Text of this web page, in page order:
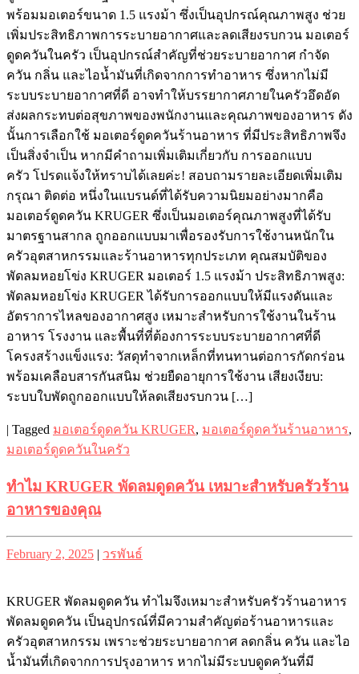
พร้อมมอเตอร์ขนาด 1.5 แรงม้า ซึ่งเป็นอุปกรณ์คุณภาพสูง ช่วย
เพิ่มประสิทธิภาพการระบายอากาศและลดเสียงรบกวน มอเตอร์
ดูดควันในครัว เป็นอุปกรณ์สำคัญที่ช่วยระบายอากาศ กำจัด
ควัน กลิ่น และไอน้ำมันที่เกิดจากการทำอาหาร ซึ่งหากไม่มี
ระบบระบายอากาศที่ดี อาจทำให้บรรยากาศภายในครัวอึดอัด
ส่งผลกระทบต่อสุขภาพของพนักงานและคุณภาพของอาหาร ดัง
นั้นการเลือกใช้ มอเตอร์ดูดควันร้านอาหาร ที่มีประสิทธิภาพจึง
เป็นสิ่งจำเป็น หากมีคำถามเพิ่มเติมเกี่ยวกับ การออกแบบ
ครัว โปรดแจ้งให้ทราบได้เลยค่ะ! สอบถามรายละเอียดเพิ่มเติม
กรุณา ติดต่อ หนึ่งในแบรนด์ที่ได้รับความนิยมอย่างมากคือ
มอเตอร์ดูดควัน KRUGER ซึ่งเป็นมอเตอร์คุณภาพสูงที่ได้รับ
มาตรฐานสากล ถูกออกแบบมาเพื่อรองรับการใช้งานหนักใน
ครัวอุตสาหกรรมและร้านอาหารทุกประเภท คุณสมบัติของ
พัดลมหอยโข่ง KRUGER มอเตอร์ 1.5 แรงม้า ประสิทธิภาพสูง:
พัดลมหอยโข่ง KRUGER ได้รับการออกแบบให้มีแรงดันและ
อัตราการไหลของอากาศสูง เหมาะสำหรับการใช้งานในร้าน
อาหาร โรงงาน และพื้นที่ที่ต้องการระบบระบายอากาศที่ดี
โครงสร้างแข็งแรง: วัสดุทำจากเหล็กที่ทนทานต่อการกัดกร่อน
พร้อมเคลือบสารกันสนิม ช่วยยืดอายุการใช้งาน เสียงเงียบ:
ระบบใบพัดถูกออกแบบให้ลดเสียงรบกวน […]
| Tagged มอเตอร์ดูดควัน KRUGER, มอเตอร์ดูดควันร้านอาหาร,
มอเตอร์ดูดควันในครัว
ทำไม KRUGER พัดลมดูดควัน เหมาะสำหรับครัวร้าน
อาหารของคุณ
Posted
February 2, 2025
Posted
วรพันธ์
KRUGER พัดลมดูดควัน ทำไมจึงเหมาะสำหรับครัวร้านอาหาร
พัดลมดูดควัน เป็นอุปกรณ์ที่มีความสำคัญต่อร้านอาหารและ
ครัวอุตสาหกรรม เพราะช่วยระบายอากาศ ลดกลิ่น ควัน และไอ
น้ำมันที่เกิดจากการปรุงอาหาร หากไม่มีระบบดูดควันที่มี